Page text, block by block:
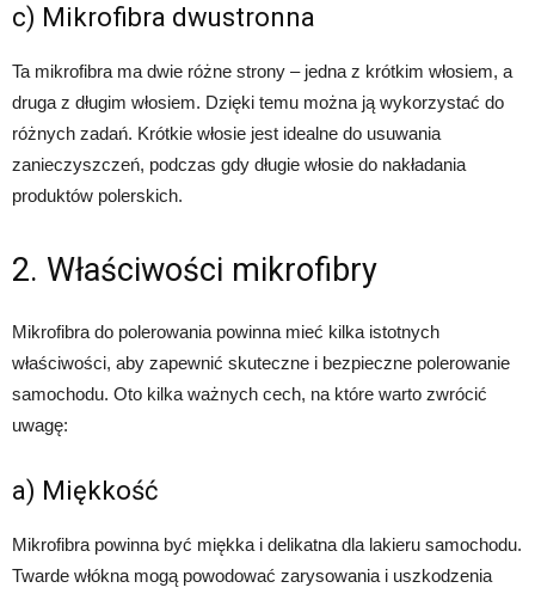
c) Mikrofibra dwustronna
Ta mikrofibra ma dwie różne strony – jedna z krótkim włosiem, a
druga z długim włosiem. Dzięki temu można ją wykorzystać do
różnych zadań. Krótkie włosie jest idealne do usuwania
zanieczyszczeń, podczas gdy długie włosie do nakładania
produktów polerskich.
2. Właściwości mikrofibry
Mikrofibra do polerowania powinna mieć kilka istotnych
właściwości, aby zapewnić skuteczne i bezpieczne polerowanie
samochodu. Oto kilka ważnych cech, na które warto zwrócić
uwagę:
a) Miękkość
Mikrofibra powinna być miękka i delikatna dla lakieru samochodu.
Twarde włókna mogą powodować zarysowania i uszkodzenia